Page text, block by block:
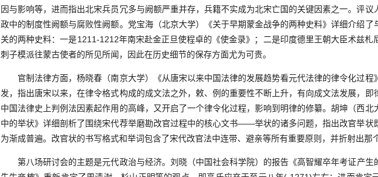
因与影响等，进而指出北宋兵员冗多与阙额严重并存，兵籍不实成为北宋亡国的关键因素之一。评议
政中的制度性阙额与腐败性阙额。党宝海（北京大学）《关于早期蒙金战争的两种史料》详细介绍了
关的两种史料：一是1211-1212年南宋赴金正旦使程卓的《使金录》；二是印度德里王朝大臣术兹札
刺子模派往蒙古使者的所见所闻，因此在历史细节的保存方面尤为可贵。
官制法律方面，杨晓春（南京大学）《从唐宋以来中国法律的发展趋势看元代法律的律令化过程
发，指出唐宋以来，在律令格式构成的成文法之外，敕、例的重要性不断上升，有向成文法发展，即
中国法律史上判例法因素起作用的高峰，又开启了一个律令化过程，影响到明律的修纂。胡坤（西北
中的举状》详细剖析了围绕宋代荐举磨勘改官过程中的核心文书——举状的诸多问题，指出改官举状
为渐成普遍。改官状的书写格式和举词包含了宋代改官法中连带、避亲等所有重要原则，并折射出那
第八场研讨会的主题是元代政治与经济。刘晓（中国社会科学院）的报告《高智耀卒年考证产